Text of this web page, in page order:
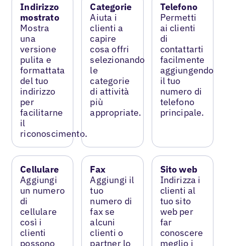
Indirizzo
mostrato
Mostra
una
versione
pulita e
formattata
del tuo
indirizzo
per
facilitarne
il
riconoscimento.
Categorie
Aiuta i
clienti a
capire
cosa offri
selezionando
le
categorie
di attività
più
appropriate.
Telefono
Permetti
ai clienti
di
contattarti
facilmente
aggiungendo
il tuo
numero di
telefono
principale.
Cellulare
Aggiungi
un numero
di
cellulare
così i
clienti
possono
Fax
Aggiungi il
tuo
numero di
fax se
alcuni
clienti o
partner lo
Sito web
Indirizza i
clienti al
tuo sito
web per
far
conoscere
meglio i